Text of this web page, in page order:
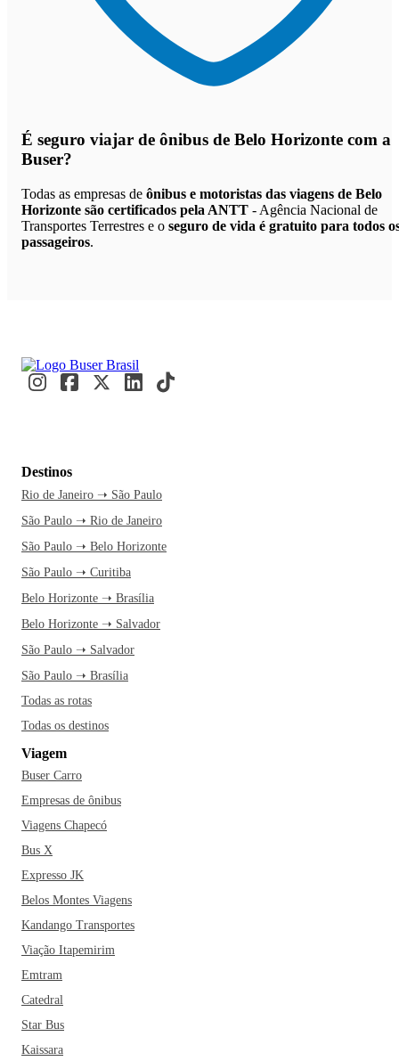
É seguro viajar de ônibus de Belo Horizonte com a
Buser?
Todas as empresas de ônibus e motoristas das viagens de Belo
Horizonte são certificados pela ANTT - Agência Nacional de
Transportes Terrestres e o seguro de vida é gratuito para todos
passageiros.
Destinos
Rio de Janeiro ➝ São Paulo
São Paulo ➝ Rio de Janeiro
São Paulo ➝ Belo Horizonte
São Paulo ➝ Curitiba
Belo Horizonte ➝ Brasília
Belo Horizonte ➝ Salvador
São Paulo ➝ Salvador
São Paulo ➝ Brasília
Todas as rotas
Todas os destinos
Viagem
Buser Carro
Empresas de ônibus
Viagens Chapecó
Bus X
Expresso JK
Belos Montes Viagens
Kandango Transportes
Viação Itapemirim
Emtram
Catedral
Star Bus
Kaissara